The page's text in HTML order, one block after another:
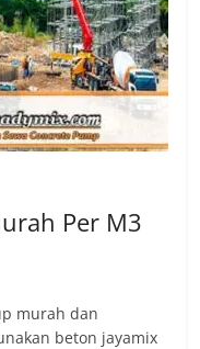
Per M3
murah dan
beton jayamix